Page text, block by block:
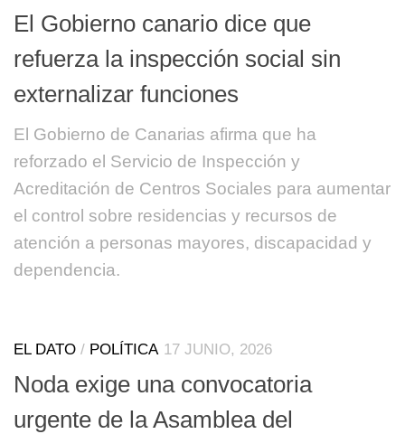
El Gobierno canario dice que
refuerza la inspección social sin
externalizar funciones
El Gobierno de Canarias afirma que ha
reforzado el Servicio de Inspección y
Acreditación de Centros Sociales para aumentar
el control sobre residencias y recursos de
atención a personas mayores, discapacidad y
dependencia.
EL DATO / POLÍTICA 17 JUNIO, 2026
Noda exige una convocatoria
urgente de la Asamblea del